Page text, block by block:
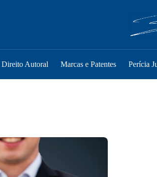
Direito Autoral Marcas e Patentes Perícia